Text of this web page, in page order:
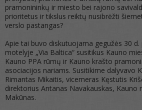
pramonininkų ir miesto bei rajono
prioritetus ir tikslus reiktų nusibrėžti
verslo pastangas?
Apie tai buvo diskutuojama gegužės 30
motelyje „Via Baltica“ susitikus Kauno
Kauno PPA rūmų ir Kauno krašto
asociacijos nariams. Susitikime dalyvavo
Rimantas Mikaitis, vicemeras Kęstutis
direktorius Antanas Navakauskas, Kauno
Makūnas.